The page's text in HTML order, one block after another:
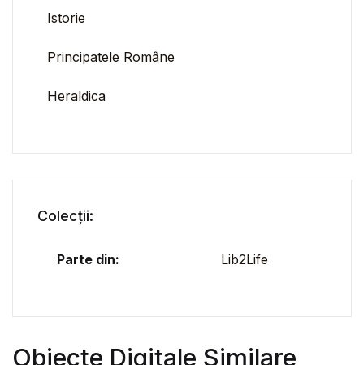
Istorie
Principatele Române
Heraldica
Colecții:
Parte din: Lib2Life
Obiecte Digitale Similare